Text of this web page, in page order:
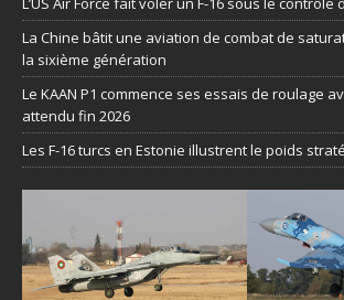
La Chine bâtit une aviation de combat de
la sixième génération
Le KAAN P1 commence ses essais de roulage
attendu fin 2026
Les F-16 turcs en Estonie illustrent le poids